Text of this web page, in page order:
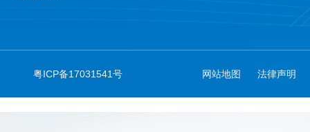
粤ICP备17031541号 网站地图 法律声明